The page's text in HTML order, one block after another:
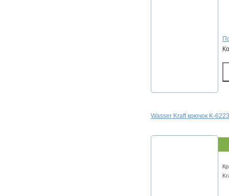
Wasser Kraft крючок K-6223